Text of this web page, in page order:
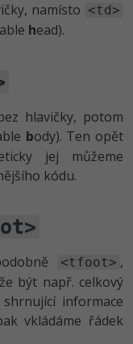
namísto <td>
able head).
hlavičky, potom
body). Ten opět
jej můžeme
kódu.
<tfoot> ,
být např. celkový
informace
vkládáme řádek